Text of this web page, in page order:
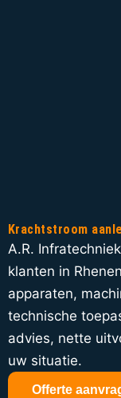
Krachtstroom
A.R.
klanten in
apparaten,
technische
advies, nette
uw situatie.
Offerte